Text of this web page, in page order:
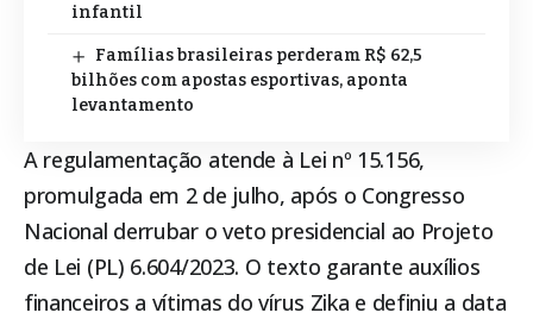
infantil
Famílias brasileiras perderam R$ 62,5
bilhões com apostas esportivas, aponta
levantamento
A regulamentação atende à Lei nº 15.156,
promulgada em 2 de julho, após o Congresso
Nacional derrubar o veto presidencial ao Projeto
de Lei (PL) 6.604/2023. O texto garante auxílios
financeiros a vítimas do vírus Zika e definiu a data